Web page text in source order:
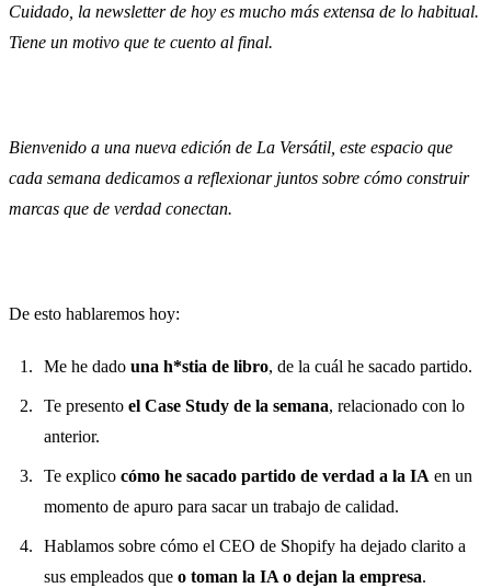
Cuidado, la newsletter de hoy es mucho más extensa de lo habitual.
Tiene un motivo que te cuento al final.
Bienvenido a una nueva edición de La Versátil, este espacio que
cada semana dedicamos a reflexionar juntos sobre cómo construir
marcas que de verdad conectan.
De esto hablaremos hoy:
Me he dado una h*stia de libro, de la cuál he sacado partido.
Te presento el Case Study de la semana, relacionado con lo
anterior.
Te explico cómo he sacado partido de verdad a la IA en un
momento de apuro para sacar un trabajo de calidad.
Hablamos sobre cómo el CEO de Shopify ha dejado clarito a
sus empleados que o toman la IA o dejan la empresa.